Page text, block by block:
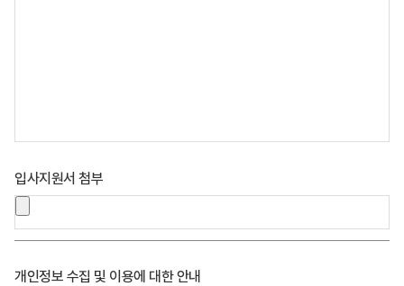
입사지원서 첨부
개인정보 수집 및 이용에 대한 안내